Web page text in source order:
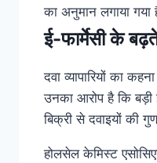
का अनुमान लगाया गया
ई-फार्मेसी के
दवा व्यापारियों का
उनका आरोप है कि बड़ी
बिक्री से दवाइयों की
होलसेल केमिस्ट